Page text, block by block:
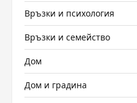
Връзки и психология
Връзки и семейство
Дом
Дом и градина